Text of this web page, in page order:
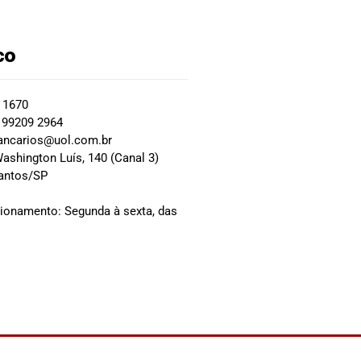
2964
Luís, 140 (Canal 3)
SP
Segunda à sexta, das